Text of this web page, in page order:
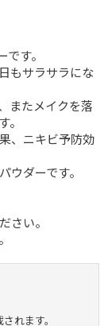
す。
もサラサラにな
またメイクを落
。
、ニキビ予防効
ウダーです。
さい。
れます。